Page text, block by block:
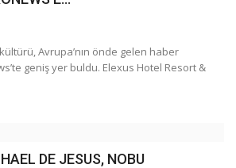
kültürü, Avrupa’nın önde gelen haber
geniş yer buldu. Elexus Hotel Resort &
DE JESUS, NOBU